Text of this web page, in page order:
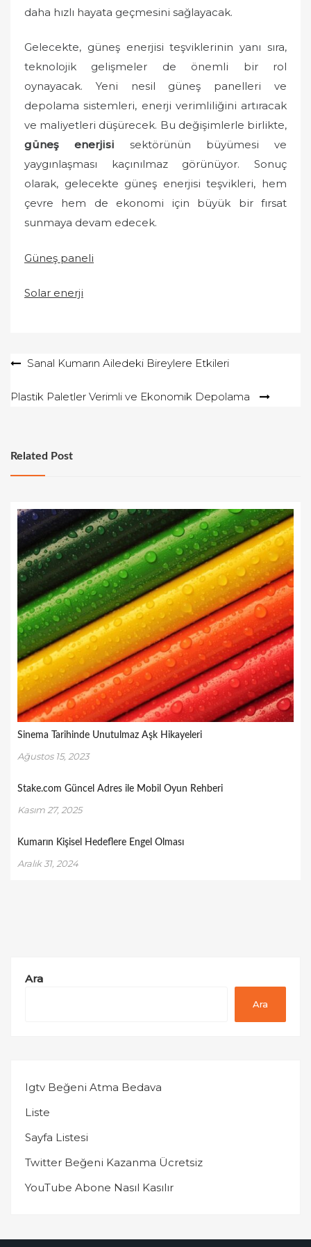
daha hızlı hayata geçmesini sağlayacak.
Gelecekte, güneş enerjisi teşviklerinin yanı sıra,
teknolojik gelişmeler de önemli bir rol
oynayacak. Yeni nesil güneş panelleri ve
depolama sistemleri, enerji verimliliğini artıracak
ve maliyetleri düşürecek. Bu değişimlerle birlikte,
güneş enerjisi sektörünün büyümesi ve
yaygınlaşması kaçınılmaz görünüyor. Sonuç
olarak, gelecekte güneş enerjisi teşvikleri, hem
çevre hem de ekonomi için büyük bir fırsat
sunmaya devam edecek.
Güneş paneli
Solar enerji
YazıSanal Kumarın Ailedeki Bireylere Etkileri
Plastik Paletler Verimli ve Ekonomik Depolama
Related Post
Sinema Tarihinde Unutulmaz Aşk Hikayeleri
Ağustos 15, 2023
Stake.com Güncel Adres ile Mobil Oyun Rehberi
Kasım 27, 2025
Kumarın Kişisel Hedeflere Engel Olması
Aralık 31, 2024
Ara
Ara
Igtv Beğeni Atma Bedava
Liste
Sayfa Listesi
Twitter Beğeni Kazanma Ücretsiz
YouTube Abone Nasıl Kasılır